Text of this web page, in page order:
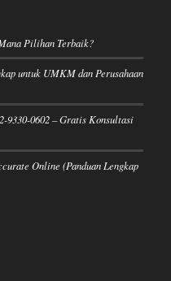
Pilihan Terbaik?
untuk UMKM dan Perusahaan
9330-0602 – Gratis Konsultasi
Online (Panduan Lengkap